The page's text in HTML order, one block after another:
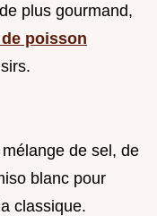
plus gourmand,
poisson
de sel, de
blanc pour
classique.